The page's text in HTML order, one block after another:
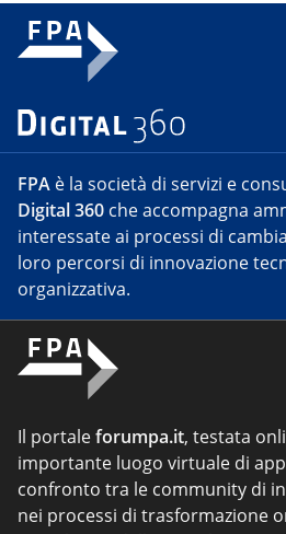
FPA è la società di servizi e
Digital 360 che accompagna
interessate ai processi di
loro percorsi di innovazione
organizzativa.
Il portaleforumpa.it, testata
importante luogo virtuale di
confronto tra le community di
nei processi di trasformazione